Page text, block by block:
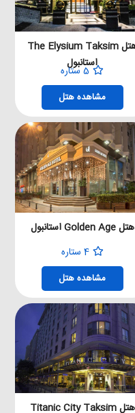
هتل The Elysium Taksim
استانبول
5 ستاره
مشاهده هتل
هتل Golden Age استانبول
4 ستاره
مشاهده هتل
هتل Titanic City Taksim